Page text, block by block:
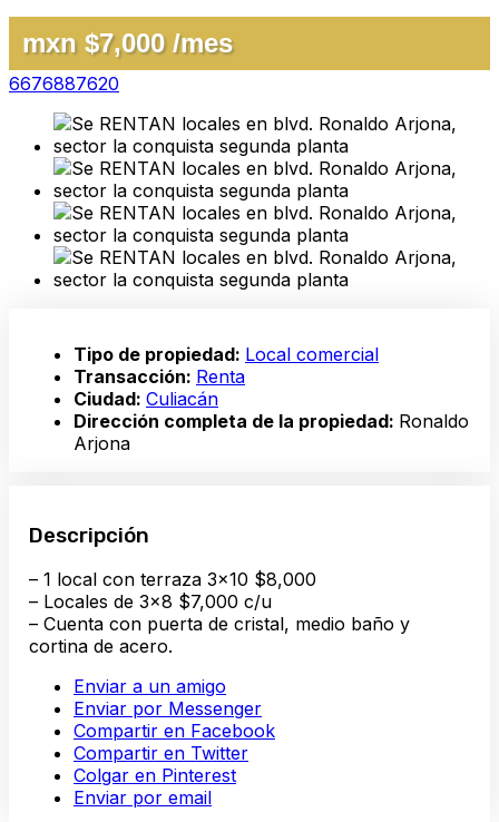
mxn $7,000 /mes
6676887620
Tipo de propiedad: Local comercial
Transacción: Renta
Ciudad: Culiacán
Dirección completa de la propiedad: Ronaldo
Arjona
Descripción
– 1 local con terraza 3×10 $8,000
– Locales de 3×8 $7,000 c/u
– Cuenta con puerta de cristal, medio baño y
cortina de acero.
Enviar a un amigo
Enviar por Messenger
Compartir en Facebook
Compartir en Twitter
Colgar en Pinterest
Enviar por email